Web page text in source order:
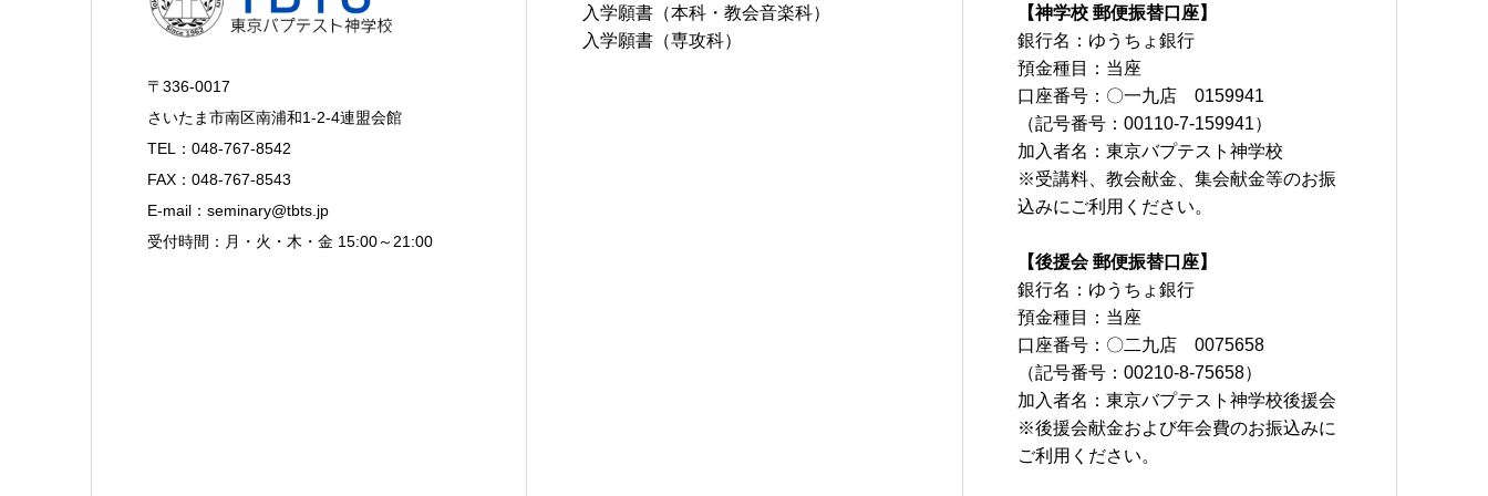
〒336-0017
さいたま市南区南浦和1-2-4連盟会館
TEL：048-767-8542
FAX：048-767-8543
E-mail：seminary@tbts.jp
受付時間：月・火・木・金 15:00～21:00
入学願書（本科・教会音楽科）
入学願書（専攻科）
【神学校 郵便振替口座】
銀行名：ゆうちょ銀行
預金種目：当座
口座番号：〇一九店 0159941
（記号番号：00110-7-159941）
加入者名：東京バプテスト神学校
※受講料、教会献金、集会献金等のお振
込みにご利用ください。
【後援会 郵便振替口座】
銀行名：ゆうちょ銀行
預金種目：当座
口座番号：〇二九店 0075658
（記号番号：00210-8-75658）
加入者名：東京バプテスト神学校後援会
※後援会献金および年会費のお振込みに
ご利用ください。